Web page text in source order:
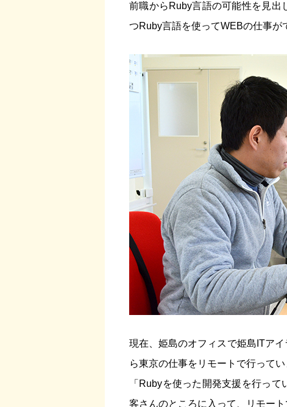
前職からRuby言語の可能性を見出
つRuby言語を使ってWEBの仕事が
現在、姫島のオフィスで姫島ITア
ら東京の仕事をリモートで行ってい
「Rubyを使った開発支援を行っ
客さんのところに入って、リモー